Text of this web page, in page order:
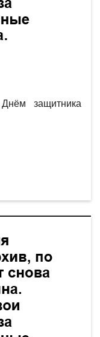
защитника